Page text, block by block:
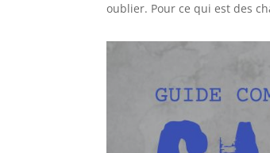
oublier. Pour ce qui est des